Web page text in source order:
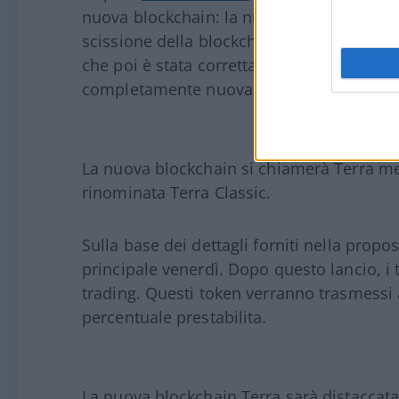
nuova blockchain: la nuova rete era
scissione della blockchain,
che poi è stata corretta da Terraform
completamente nuova.
La nuova blockchain si chiamerà Terra
rinominata Terra Classic.
Sulla base dei dettagli forniti nella
principale venerdì. Dopo questo lancio, i
trading. Questi token verranno
percentuale prestabilita.